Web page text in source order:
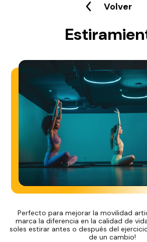
Volver
Perfecto para mejorar la movilidad
marca la diferencia en la calidad de
soles estirar antes o después del
de un cambio!